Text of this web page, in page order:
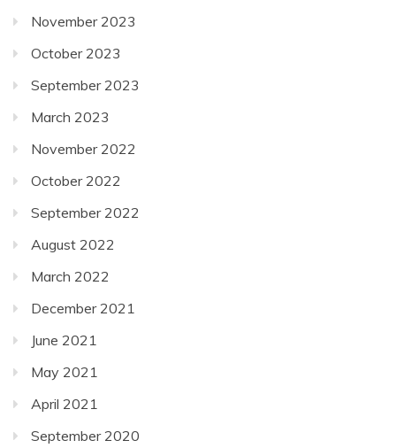
November 2023
October 2023
September 2023
March 2023
November 2022
October 2022
September 2022
August 2022
March 2022
December 2021
June 2021
May 2021
April 2021
September 2020